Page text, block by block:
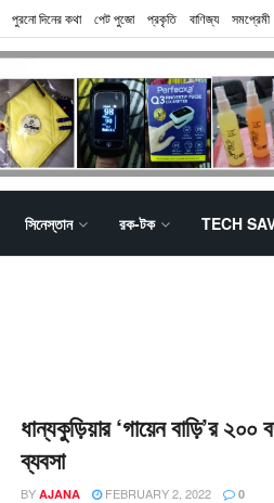
পুরনো দিনের কথা পেট পুজো প্রকৃতি বাণিজ্য সমপ্রেমী
সিনেস্তান রক-টক TECH
ধান্যকুড়িয়ার ‘গায়েন বাড়ি’র
ব্যবসা
BY AJANA FEBRUARY 2, 2022 0